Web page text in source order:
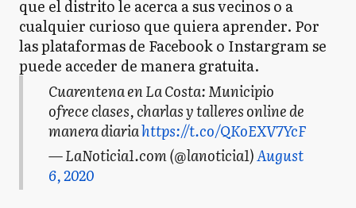
que el distrito le acerca a sus vecinos o a
cualquier curioso que quiera aprender. Por
las plataformas de Facebook o Instargram se
puede acceder de manera gratuita.
Cuarentena en La Costa: Municipio
ofrece clases, charlas y talleres online de
manera diariahttps://t.co/QKoEXV7YcF
— LaNoticia1.com (@lanoticia1)August
6, 2020